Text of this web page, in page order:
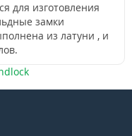
для изготовления
замки
из латуни , и